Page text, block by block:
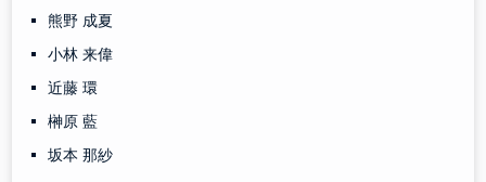
熊野 成夏
小林 来偉
近藤 環
榊原 藍
坂本 那紗